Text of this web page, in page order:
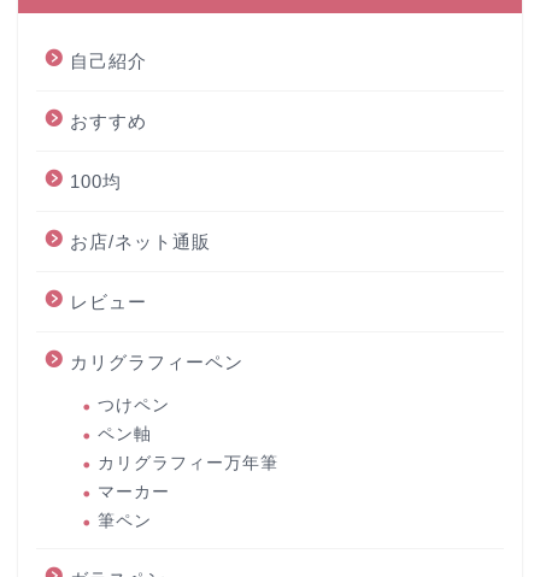
自己紹介
おすすめ
100均
お店/ネット通販
レビュー
カリグラフィーペン
つけペン
ペン軸
カリグラフィー万年筆
マーカー
筆ペン